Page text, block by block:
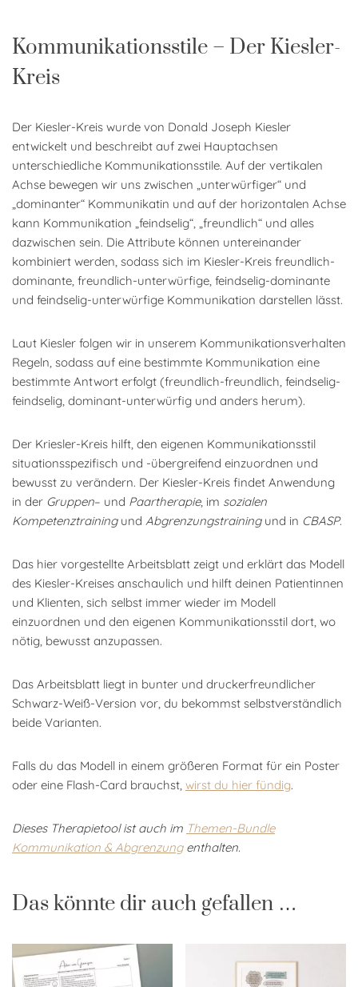
Kommunikationsstile – Der Kiesler-
Kreis
Der Kiesler-Kreis wurde von Donald Joseph Kiesler
entwickelt und beschreibt auf zwei Hauptachsen
unterschiedliche Kommunikationsstile. Auf der vertikalen
Achse bewegen wir uns zwischen „unterwürfiger“ und
„dominanter“ Kommunikatin und auf der horizontalen Achse
kann Kommunikation „feindselig“, „freundlich“ und alles
dazwischen sein. Die Attribute können untereinander
kombiniert werden, sodass sich im Kiesler-Kreis freundlich-
dominante, freundlich-unterwürfige, feindselig-dominante
und feindselig-unterwürfige Kommunikation darstellen lässt.
Laut Kiesler folgen wir in unserem Kommunikationsverhalten
Regeln, sodass auf eine bestimmte Kommunikation eine
bestimmte Antwort erfolgt (freundlich-freundlich, feindselig-
feindselig, dominant-unterwürfig und anders herum).
Der Kriesler-Kreis hilft, den eigenen Kommunikationsstil
situationsspezifisch und -übergreifend einzuordnen und
bewusst zu verändern. Der Kiesler-Kreis findet Anwendung
in der Gruppen– und Paartherapie, im sozialen
Kompetenztrainingund Abgrenzungstrainingund in CBASP.
Das hier vorgestellte Arbeitsblatt zeigt und erklärt das Modell
des Kiesler-Kreises anschaulich und hilft deinen Patientinnen
und Klienten, sich selbst immer wieder im Modell
einzuordnen und den eigenen Kommunikationsstil dort, wo
nötig, bewusst anzupassen.
Das Arbeitsblatt liegt in bunter und druckerfreundlicher
Schwarz-Weiß-Version vor, du bekommst selbstverständlich
beide Varianten.
Falls du das Modell in einem größeren Format für ein Poster
oder eine Flash-Card brauchst, wirst du hier fündig.
Dieses Therapietool ist auch im Themen-Bundle
Kommunikation & Abgrenzungenthalten.
Das könnte dir auch gefallen …